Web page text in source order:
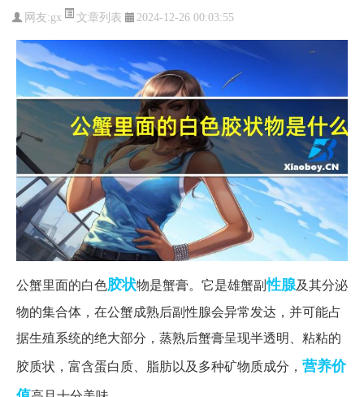
网友:gx 文章列表 2024-12-26 00:03:55
公蟹里面的白色胶状物是蟹膏。它是雄蟹副性腺及其分泌
物的集合体，在公蟹成熟后副性腺会异常发达，并可能占
据生殖系统的绝大部分，蒸熟后蟹膏呈现半透明、粘粘的
胶质状，富含蛋白质、脂肪以及多种矿物质成分， 营养价